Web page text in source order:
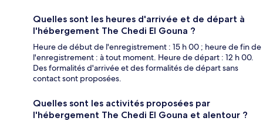
Quelles sont les heures d'arrivée et de départ à
l'hébergement The Chedi El Gouna ?
Heure de début de l'enregistrement : 15 h 00 ; heure de fin de
l'enregistrement : à tout moment. Heure de départ : 12 h 00.
Des formalités d'arrivée et des formalités de départ sans
contact sont proposées.
Quelles sont les activités proposées par
l'hébergement The Chedi El Gouna et alentour ?